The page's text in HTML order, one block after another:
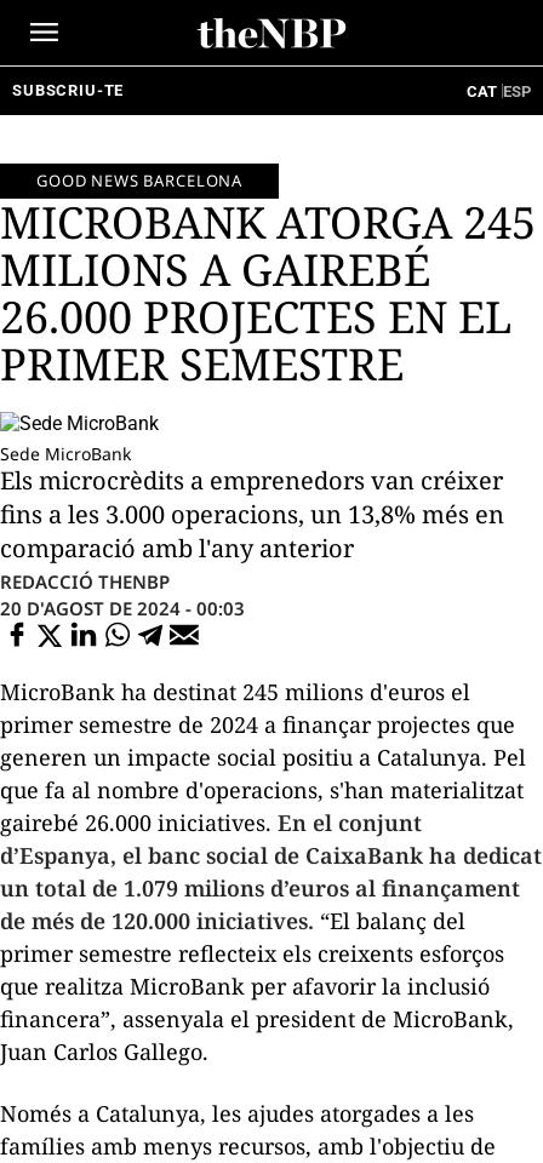
SUBSCRIU-TE CAT ESP
GOOD NEWS BARCELONA
MICROBANK ATORGA 245
MILIONS A GAIREBÉ
26.000 PROJECTES EN EL
PRIMER SEMESTRE
Sede MicroBank
Els microcrèdits a emprenedors van créixer
fins a les 3.000 operacions, un 13,8% més en
comparació amb l'any anterior
REDACCIÓ THENBP
20 D'AGOST DE 2024 - 00:03
MicroBank ha destinat 245 milions d'euros el
primer semestre de 2024 a finançar projectes que
generen un impacte social positiu a Catalunya. Pel
que fa al nombre d'operacions, s'han materialitzat
gairebé 26.000 iniciatives. En el conjunt
d’Espanya, el banc social de CaixaBank ha dedicat
un total de 1.079 milions d’euros al finançament
de més de 120.000 iniciatives. “El balanç del
primer semestre reflecteix els creixents esforços
que realitza MicroBank per afavorir la inclusió
financera”, assenyala el president de MicroBank,
Juan Carlos Gallego.
Només a Catalunya, les ajudes atorgades a les
famílies amb menys recursos, amb l'objectiu de